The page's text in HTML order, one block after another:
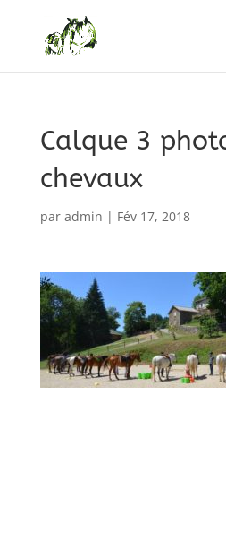
Calque 3
chevaux
par admin | Fév 17, 2018